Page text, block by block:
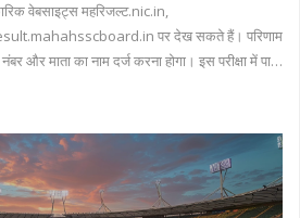
वेबसाइट्स महरिजल्ट.nic.in,
पर देख सकते हैं। परिणाम
और माता का नाम दर्ज करना होगा। इस परीक्षा में पास